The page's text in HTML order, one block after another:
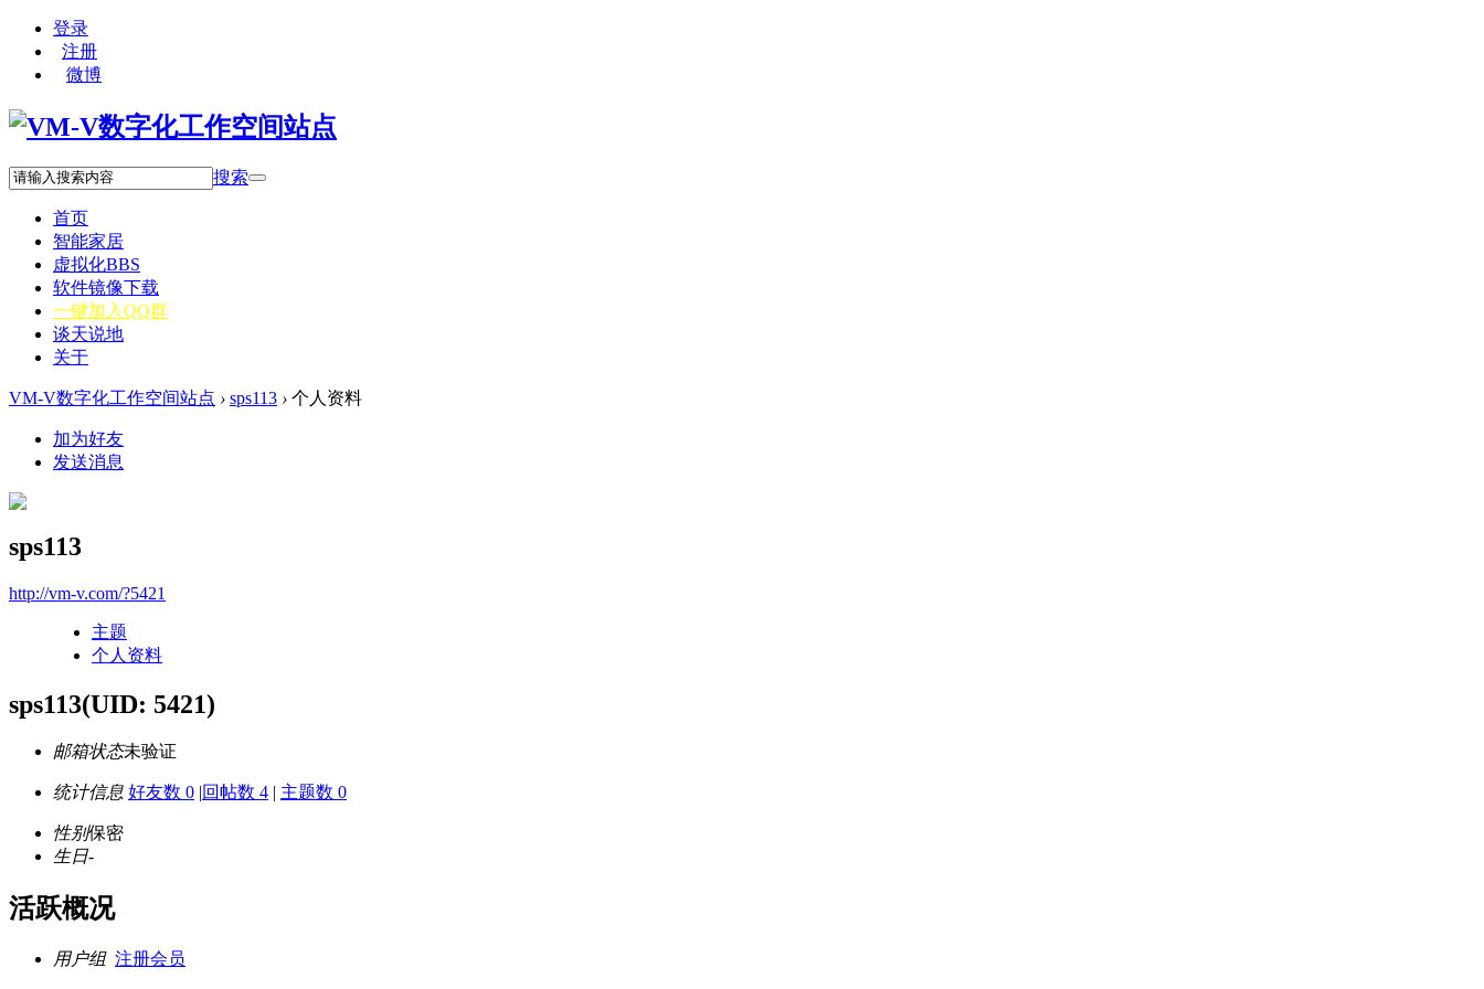
登录
注册
微博
搜索
首页
智能家居
虚拟化BBS
软件镜像下载
一键加入QQ群
谈天说地
关于
VM-V数字化工作空间站点 › sps113 › 个人资料
加为好友
发送消息
sps113
http://vm-v.com/?5421
主题
个人资料
sps113(UID: 5421)
邮箱状态未验证
统计信息 好友数 0 |回帖数 4 | 主题数 0
性别保密
生日-
活跃概况
用户组 注册会员